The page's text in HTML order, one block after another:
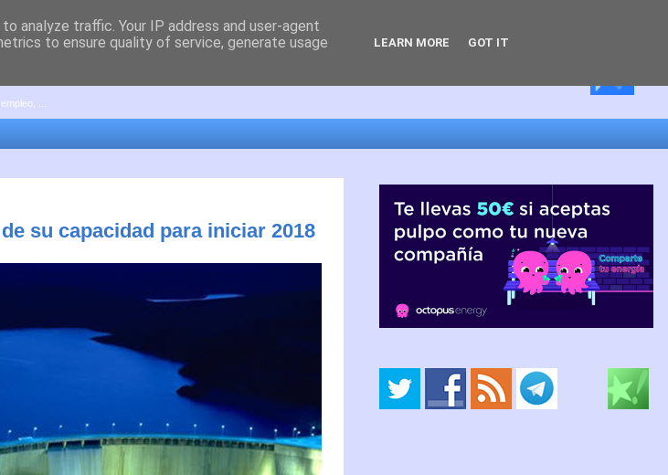
...
su capacidad para iniciar 2018
analyze traffic. Your IP address and user-agent
to ensure quality of service, generate usage
LEARN MORE GOT IT